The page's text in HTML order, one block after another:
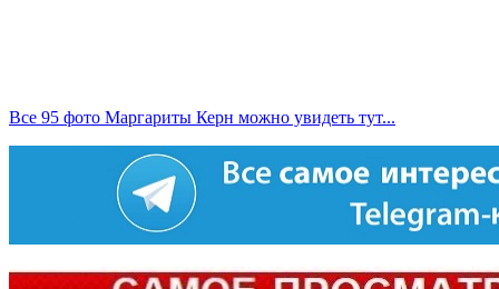
Все 95 фото Маргариты Керн можно увидеть тут...